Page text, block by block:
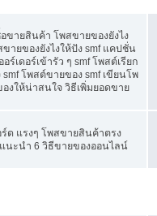
ขายสินค้า โพสขายของยังไง
ยของยังไงให้ปัง smf แคปชั่น
เดอร์เข้ารัว ๆ smf โพสต์เรียก
โพสต์ขายของ smf เขียนโพ
งให้น่าสนใจ วิธีเพิ่มยอดขาย
ด แรงๆ โพสขายสินค้าตรง
นะนำ 6 วิธีขายของออนไลน์